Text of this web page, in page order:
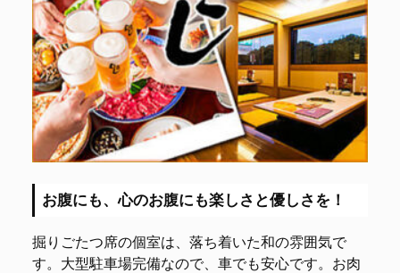
お腹にも、心のお腹にも楽しさと優しさを！
掘りごたつ席の個室は、落ち着いた和の雰囲気で
す。大型駐車場完備なので、車でも安心です。お肉